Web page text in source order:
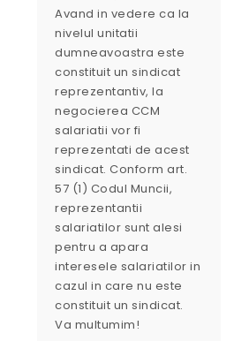
Avand in vedere ca la
nivelul unitatii
dumneavoastra este
constituit un sindicat
reprezentantiv, la
negocierea CCM
salariatii vor fi
reprezentati de acest
sindicat. Conform art.
57 (1) Codul Muncii,
reprezentantii
salariatilor sunt alesi
pentru a apara
interesele salariatilor in
cazul in care nu este
constituit un sindicat.
Va multumim!